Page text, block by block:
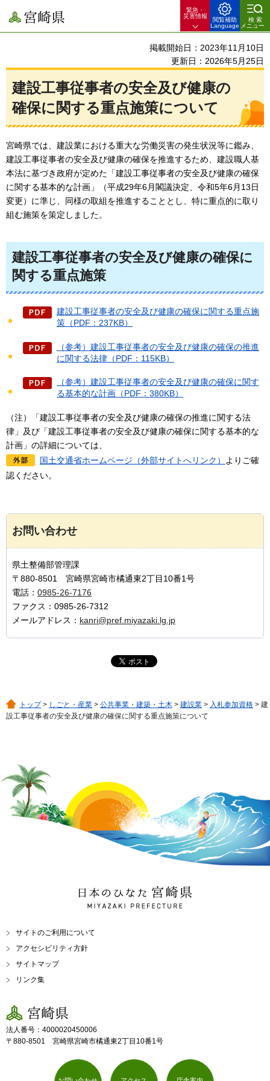
宮崎県
緊急・
災害情報
閲覧補助
Language
検索
メニュー
掲載開始日：2023年11月10日
更新日：2026年5月25日
建設工事従事者の安全及び健康の
確保に関する重点施策について
宮崎県では、建設業における重大な労働災害の発生状況等に鑑み、
建設工事従事者の安全及び健康の確保を推進するため、建設職人基
本法に基づき政府が定めた「建設工事従事者の安全及び健康の確保
に関する基本的な計画」（平成29年6月閣議決定、令和5年6月13日
変更）に準じ、同様の取組を推進することとし、特に重点的に取り
組む施策を策定しました。
建設工事従事者の安全及び健康の確保に
関する重点施策
建設工事従事者の安全及び健康の確保に関する重点施
策（PDF：237KB）
（参考）建設工事従事者の安全及び健康の確保の推進
に関する法律（PDF：115KB）
（参考）建設工事従事者の安全及び健康の確保に関す
る基本的な計画（PDF：380KB）
（注）「建設工事従事者の安全及び健康の確保の推進に関する法
律」及び「建設工事従事者の安全及び健康の確保に関する基本的な
計画」の詳細については、
国土交通省ホームページ（外部サイトへリンク）
よりご確
認ください。
お問い合わせ
県土整備部管理課
〒880-8501 宮崎県宮崎市橘通東2丁目10番1号
電話： 0985-26-7176
ファクス：0985-26-7312
メールアドレス： kanri@pref.miyazaki.lg.jp
トップ> しごと・産業 > 公共事業・建築・土木 > 建設業 > 入札参加資格 > 建
設工事従事者の安全及び健康の確保に関する重点施策について
日本のひなた 宮崎県
MIYAZAKI PREFECTURE
サイトのご利用について
アクセシビリティ方針
サイトマップ
リンク集
宮崎県
法人番号：4000020450006
〒880-8501 宮崎県宮崎市橘通東2丁目10番1号